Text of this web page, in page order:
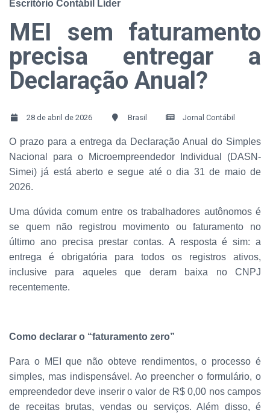
Escritório Contábil Líder
MEI sem faturamento
precisa entregar a
Declaração Anual?
28 de abril de 2026 Brasil Jornal Contábil
O prazo para a entrega da Declaração Anual do Simples
Nacional para o Microempreendedor Individual (DASN-
Simei) já está aberto e segue até o dia 31 de maio de
2026.
Uma dúvida comum entre os trabalhadores autônomos é
se quem não registrou movimento ou faturamento no
último ano precisa prestar contas. A resposta é sim: a
entrega é obrigatória para todos os registros ativos,
inclusive para aqueles que deram baixa no CNPJ
recentemente.
Como declarar o “faturamento zero”
Para o MEI que não obteve rendimentos, o processo é
simples, mas indispensável. Ao preencher o formulário, o
empreendedor deve inserir o valor de R$ 0,00 nos campos
de receitas brutas, vendas ou serviços. Além disso, é